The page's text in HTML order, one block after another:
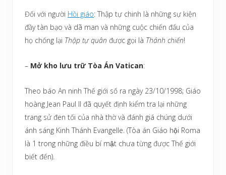
Đối với người Hồi giáo: Thập tự chinh là những sự kiện
đầy tàn bạo và dã man và những cuộc chiến đấu của
họ chống lại Thập tự quân được gọi là Thánh chiến!
– Mở kho lưu trữ Tòa Án Vatican:
Theo báo An ninh Thế giới số ra ngày 23/10/1998; Giáo
hoàng Jean Paul II đã quyết định kiểm tra lại những
trang sử đen tối của nhà thờ và đánh giá chúng dưới
ánh sáng Kinh Thánh Evangelle. (Tòa án Giáo hội Roma
là 1 trong những điều bí mật chưa từng được Thế giới
biết đến).